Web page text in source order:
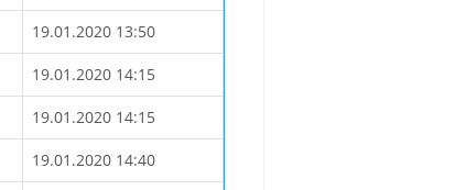
19.01.2020 13:50
19.01.2020 14:15
19.01.2020 14:15
19.01.2020 14:40